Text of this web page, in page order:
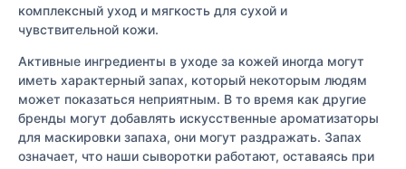
комплексный уход и мягкость для сухой и
чувствительной кожи.
Активные ингредиенты в уходе за кожей иногда могут
иметь характерный запах, который некоторым людям
может показаться неприятным. В то время как другие
бренды могут добавлять искусственные ароматизаторы
для маскировки запаха, они могут раздражать. Запах
означает, что наши сыворотки работают, оставаясь при